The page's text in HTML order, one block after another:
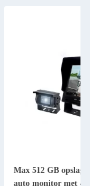
Max 512 GB opslag
auto monitor met 4